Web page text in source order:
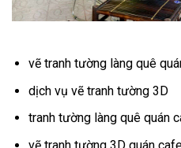
vẽ tranh tường làng quê
dịch vụ vẽ tranh tường 3D
tranh tường làng quê quán